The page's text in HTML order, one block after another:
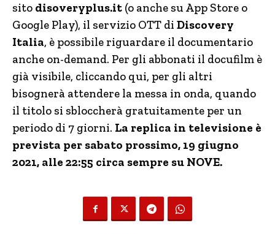
sito disoveryplus.it (o anche su App Store o
Google Play), il servizio OTT di Discovery
Italia, è possibile riguardare il documentario
anche on-demand. Per gli abbonati il docufilm è
già visibile, cliccando qui, per gli altri
bisognerà attendere la messa in onda, quando
il titolo si sbloccherà gratuitamente per un
periodo di 7 giorni. La replica in televisione è
prevista per sabato prossimo, 19 giugno
2021, alle 22:55 circa sempre su NOVE.